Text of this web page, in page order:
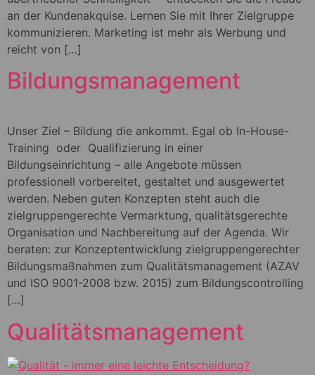
an der Kundenakquise. Lernen Sie mit Ihrer Zielgruppe
kommunizieren. Marketing ist mehr als Werbung und
reicht von […]
Bildungsmanagement
Unser Ziel – Bildung die ankommt. Egal ob In-House-
Training oder Qualifizierung in einer
Bildungseinrichtung – alle Angebote müssen
professionell vorbereitet, gestaltet und ausgewertet
werden. Neben guten Konzepten steht auch die
zielgruppengerechte Vermarktung, qualitätsgerechte
Organisation und Nachbereitung auf der Agenda. Wir
beraten: zur Konzeptentwicklung zielgruppengerechter
Bildungsmaßnahmen zum Qualitätsmanagement (AZAV
und ISO 9001-2008 bzw. 2015) zum Bildungscontrolling
[…]
Qualitätsmanagement